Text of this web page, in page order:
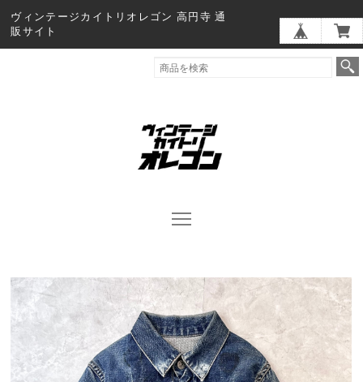
ヴィンテージカイトリオレゴン 高円寺 通
販サイト